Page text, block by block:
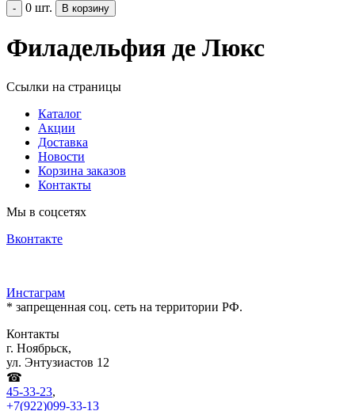
- 0 шт.
Филадельфия де Люкс
Ссылки на страницы
Каталог
Акции
Доставка
Новости
Корзина заказов
Контакты
Мы в соцсетях
Вконтакте
Инстаграм
* запрещенная соц. сеть на территории РФ.
Контакты
г. Ноябрьск,
ул. Энтузиастов 12
☎
45-33-23,
+7(922)099-33-13